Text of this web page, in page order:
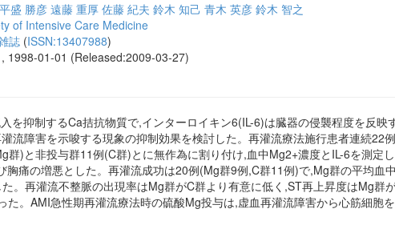
平盛 勝彦 遠藤 重厚 佐藤 紀夫 鈴木 知己 青木 英彦 鈴木 智之
of Intensive Care Medicine
誌 (ISSN:13407988)
1998-01-01 (Released:2009-03-27)
を抑制するCa拮抗物質で,インターロイキン6(IL-6)は臓器の侵襲程度を反映
流障害を示唆する現象の抑制効果を検討した。再灌流療法施行患者連続22
)と非投与群11例(C群)とに無作為に割り付け,血中Mg2+濃度とIL-6を測定
痛の増悪とした。再灌流成功は20例(Mg群9例,C群11例)で,Mg群の平均血
。再灌流不整脈の出現率はMg群がC群より有意に低く,ST再上昇度はMg群
。AMI急性期再灌流療法時の硫酸Mg投与は,虚血再灌流障害から心筋細胞